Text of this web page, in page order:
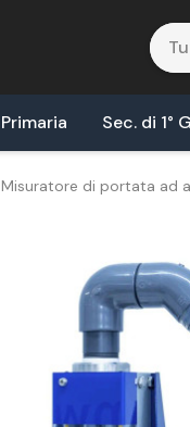
Primaria Sec. di 1°
Misuratore di portata ad